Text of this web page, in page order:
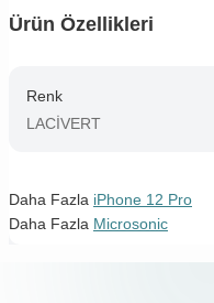
Ürün Özellikleri
Renk
LACİVERT
Daha Fazla iPhone 12 Pro
Daha Fazla Microsonic